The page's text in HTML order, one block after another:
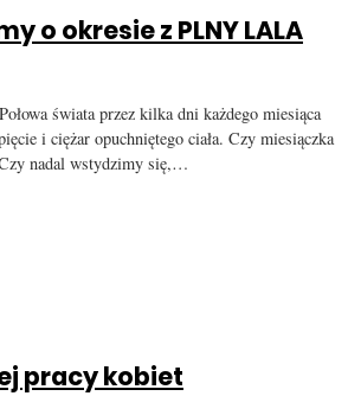
o okresie z PLNY LALA
świata przez kilka dni każdego miesiąca
i ciężar opuchniętego ciała. Czy miesiączka
nadal wstydzimy się,…
pracy kobiet